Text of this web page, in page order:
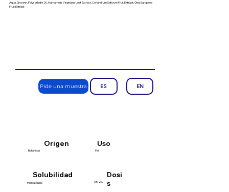
Pide una muestra EN
ES
Aqua, Glycerin, Polysorbate 20, Hamamelis Virginiana Leaf Extract, Coriandrum Sativum Fruit Extract, Olea Europaea
Fruit Extract
Origen
Botánicos Piel
Uso
Hidrosoluble
Solubilidad
0,5-2%
Dosi
s